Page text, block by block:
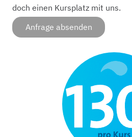
doch einen Kursplatz mit uns.
Anfrage absenden